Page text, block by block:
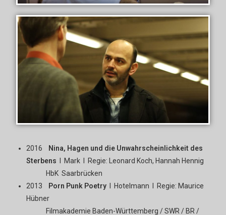
2016 Nina, Hagen und die Unwahrscheinlichkeit des
Sterbens I Mark I Regie: Leonard Koch, Hannah Hennig
HbK Saarbrücken
2013 Porn Punk Poetry I Hotelmann I Regie: Maurice
Hübner
Filmakademie Baden-Württemberg / SWR / BR /